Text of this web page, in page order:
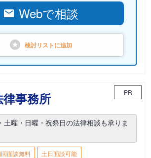
Webで相談
検討リストに追加
事務所 PR
土曜・日曜・祝祭日の法律相談も承りま
面談無料
土日面談可能